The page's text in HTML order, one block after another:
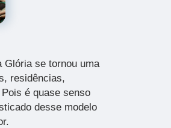
Glória se tornou uma
residências,
é quase senso
desse modelo